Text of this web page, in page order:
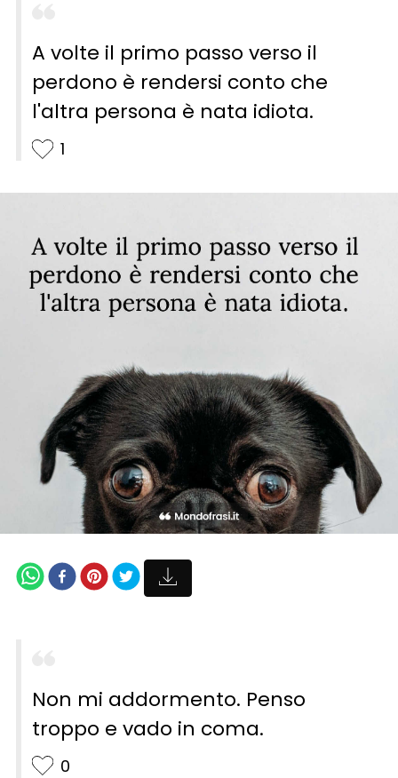
A volte il primo passo verso il
perdono è rendersi conto che
l'altra persona è nata idiota.
1
Non mi addormento. Penso
troppo e vado in coma.
0